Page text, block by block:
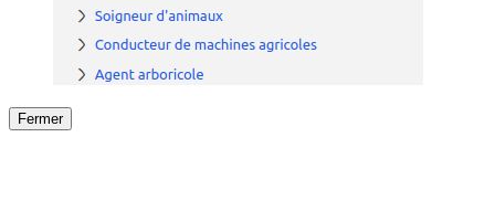
Fermer